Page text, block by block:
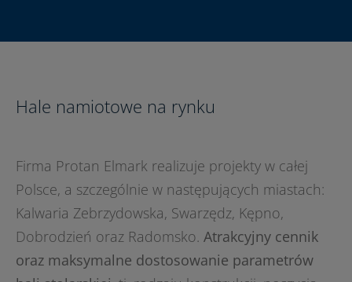
Hale namiotowe na rynku
Firma Protan Elmark realizuje projekty w całej
Polsce, a szczególnie w następujących miastach:
Kalwaria Zebrzydowska, Swarzędz, Kępno,
Dobrodzień oraz Radomsko. Atrakcyjny cennik
oraz maksymalne dostosowanie parametrów